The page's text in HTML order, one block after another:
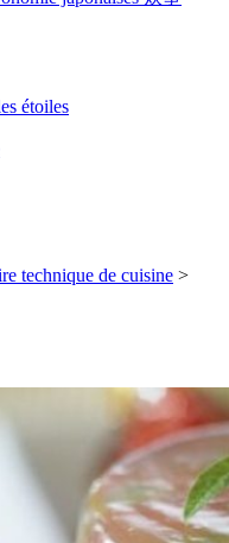
étoiles
technique de cuisine >